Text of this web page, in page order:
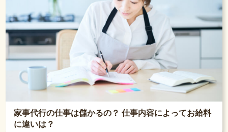
家事代行の仕事は儲かるの？ 仕事内容によってお給料
に違いは？